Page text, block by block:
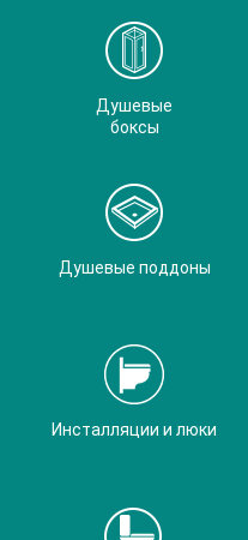
Душевые
боксы
Душевые поддоны
Инсталляции и люки